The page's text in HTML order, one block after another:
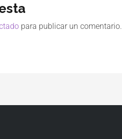
para publicar un comentario.